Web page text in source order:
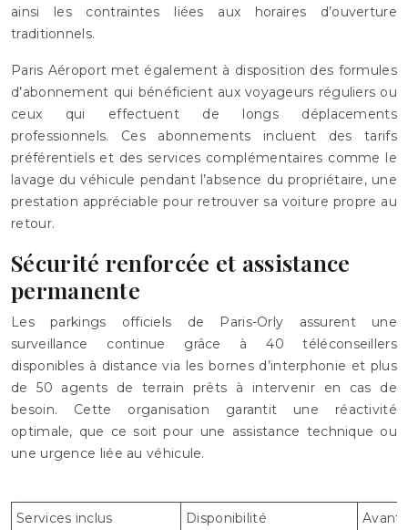
ainsi les contraintes liées aux horaires d’ouverture
traditionnels.
Paris Aéroport met également à disposition des formules
d’abonnement qui bénéficient aux voyageurs réguliers ou
ceux qui effectuent de longs déplacements
professionnels. Ces abonnements incluent des tarifs
préférentiels et des services complémentaires comme le
lavage du véhicule pendant l’absence du propriétaire, une
prestation appréciable pour retrouver sa voiture propre au
retour.
Sécurité renforcée et assistance
permanente
Les parkings officiels de Paris-Orly assurent une
surveillance continue grâce à 40 téléconseillers
disponibles à distance via les bornes d’interphonie et plus
de 50 agents de terrain prêts à intervenir en cas de
besoin. Cette organisation garantit une réactivité
optimale, que ce soit pour une assistance technique ou
une urgence liée au véhicule.
Services inclus Disponibilité